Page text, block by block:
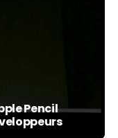
Pencil